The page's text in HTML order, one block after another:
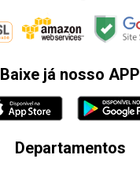
Baixe já nosso APP
Departamentos